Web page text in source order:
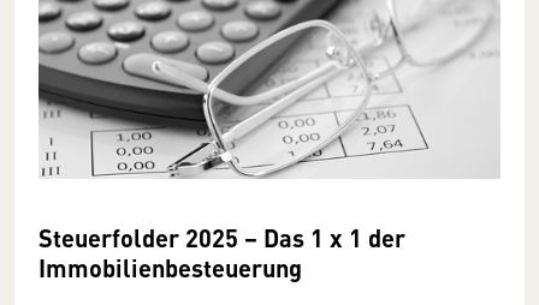
Steuerfolder 2025 − Das 1 x 1 der
Immobilienbesteuerung